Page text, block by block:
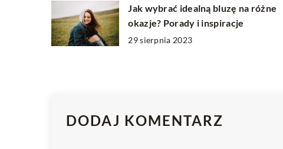
Jak wybrać idealną bluzę na różne
okazje? Porady i inspiracje
29 sierpnia 2023
DODAJ KOMENTARZ